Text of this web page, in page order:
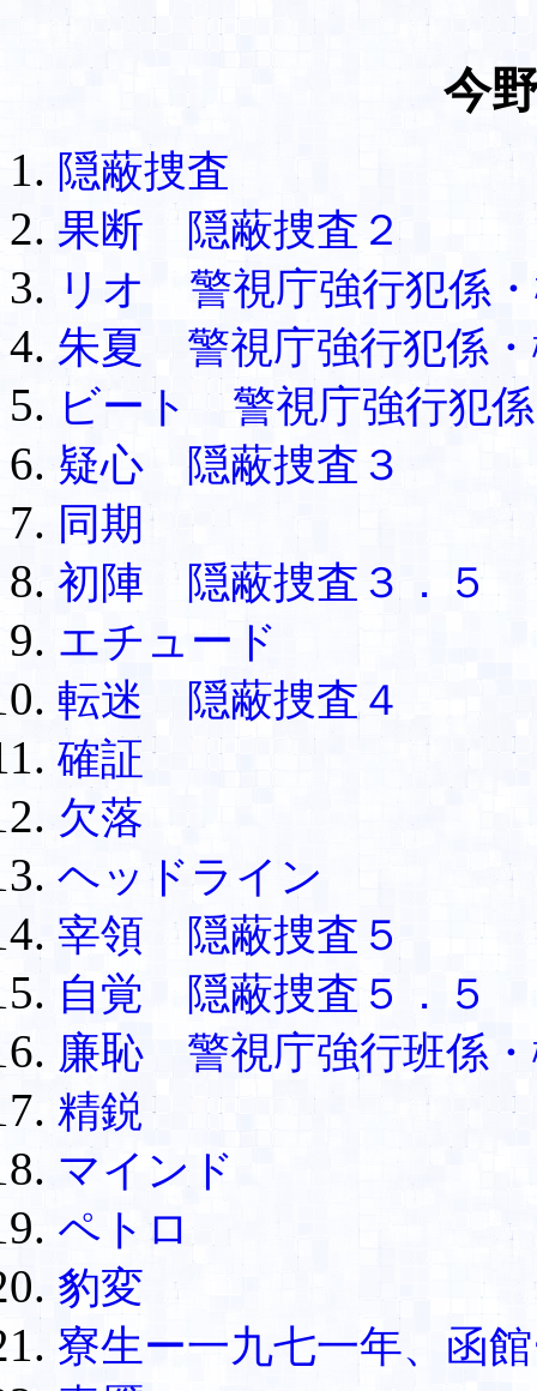
今
隠蔽捜査
果断 隠蔽捜査２
リオ 警視庁強行犯係
朱夏 警視庁強行犯係
ビート 警視庁強行犯
疑心 隠蔽捜査３
同期
初陣 隠蔽捜査３．５
エチュード
転迷 隠蔽捜査４
確証
欠落
ヘッドライン
宰領 隠蔽捜査５
自覚 隠蔽捜査５．５
廉恥 警視庁強行班係
精鋭
マインド
ペトロ
豹変
寮生ー一九七一年、函